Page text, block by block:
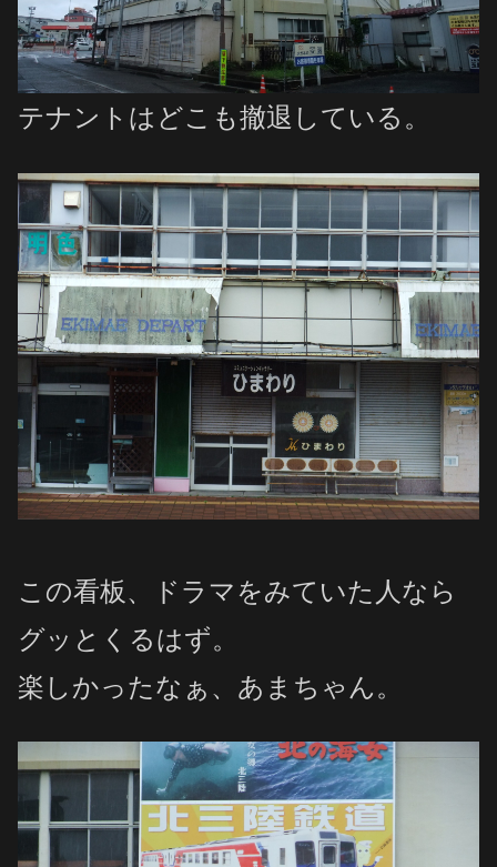
テナントはどこも撤退している。
この看板、ドラマをみていた人なら
グッとくるはず。
楽しかったなぁ、あまちゃん。